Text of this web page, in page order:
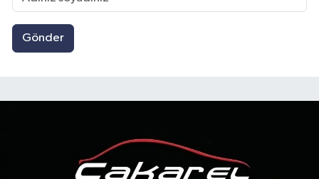
Gönder